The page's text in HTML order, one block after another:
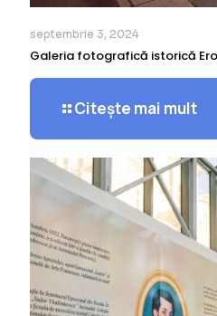
septembrie 3, 2024
Galeria fotografică istorică
Citește mai mult